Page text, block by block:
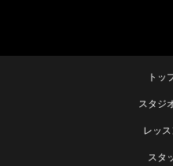
トッ
スタジ
レッ
スタ